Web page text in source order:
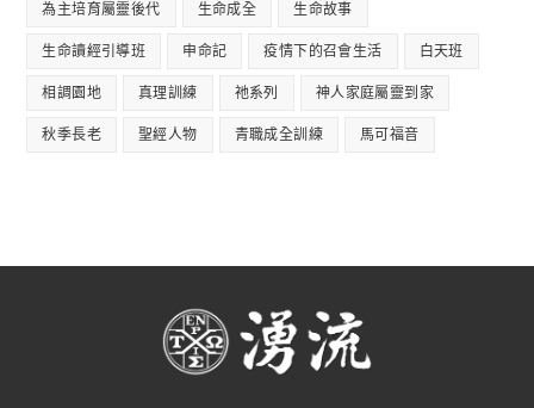
為主培育屬靈後代 生命成全 生命故事
生命讀經引導班 申命記 疫情下的召會生活 白天班
相調園地 真理訓練 祂系列 神人家庭屬靈到家
秋季長老 聖經人物 青職成全訓練 馬可福音